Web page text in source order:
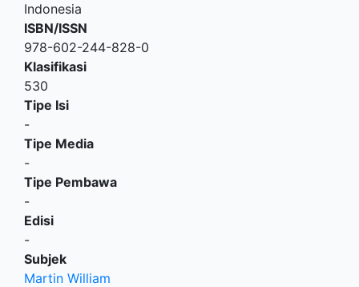
Indonesia
ISBN/ISSN
978-602-244-828-0
Klasifikasi
530
Tipe Isi
-
Tipe Media
-
Tipe Pembawa
-
Edisi
-
Subjek
Martin William